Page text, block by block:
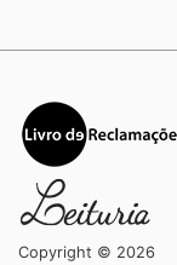
Copyright © 2026